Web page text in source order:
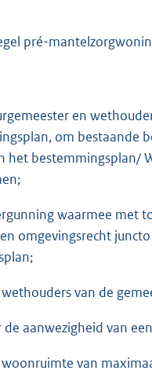
pré-
en
om bestaande
bestemmingsplan/
waarmee met
omgevingsrecht
van de
aanwezigheid van
van